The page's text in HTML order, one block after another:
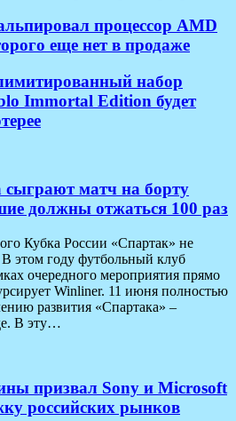
процессор AMD
еще нет в продаже
набор
Immortal Edition будет
сыграют матч на борту
должны отжаться 100 раз
Кубка России «Спартак» не
В этом году футбольный клуб
очередного мероприятия прямо
Winliner. 11 июня полностью
развития «Спартака» –
В эту…
призвал Sony и Microsoft
российских рынков